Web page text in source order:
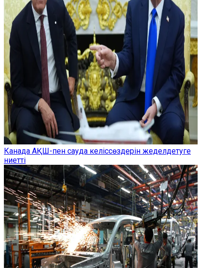
Канада АҚШ-пен сауда келіссөздерін жеделдетуге
ниетті